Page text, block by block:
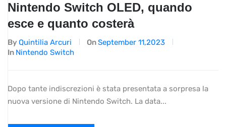
Nintendo Switch OLED, quando
esce e quanto costerà
By Quintilia Arcuri OnSeptember 11,2023
In Nintendo Switch
Dopo tante indiscrezioni è stata presentata a sorpresa la
nuova versione di Nintendo Switch. La data...